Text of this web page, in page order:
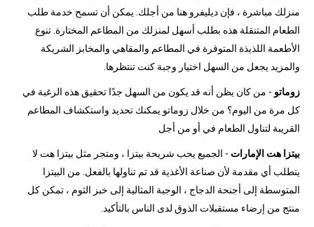
منزلك مباشرة ، فإن ديليفرو هنا من أجلك. يمكن أن تسمح خدمة طلب
الطعام المتنقلة هذه بطلب أسهل لمنزلك من المطاعم المختارة. تنوع
الأطعمة اللذيذة المتوفرة في المطاعم والمقاهي والمخابز الشريكة
والمزيد يجعل من السهل اختيار وجبة كنت تنتظرها.
زوماتو - من كان يظن أنه قد يكون من السهل جدًا تحقيق هذه الرغبة في
كل مرة من اليوم؟ من خلال زوماتو يمكنك تحديد واستكشاف المطاعم
القريبة لتناول الطعام في أو من أجل
بيتزا هت الإمارات - الجميع يحب شريحة بيتزا ، ومتجر مثل بيتزا هت لا
يتطلب أي مقدمة لأن صناعة الأغذية قد تم تناولها بالفعل. من البيتزا
المتوسطة إلى أجنحة الدجاج ، الوجبة المثالية إلى خبز الثوم ، تمكن كل
منتج من إرضاء مستقبلات الذوق لدى الناس بالتأكيد.